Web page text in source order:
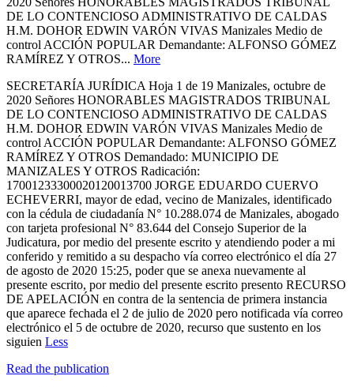
DE LO CONTENCIOSO ADMINISTRATIVO DE CALDAS
H.M. DOHOR EDWIN VARÓN VIVAS Manizales Medio de
control ACCIÓN POPULAR Demandante: ALFONSO GÓMEZ
RAMÍREZ Y OTROS... More
SECRETARÍA JURÍDICA Hoja 1 de 19 Manizales, octubre de
2020 Señores HONORABLES MAGISTRADOS TRIBUNAL
DE LO CONTENCIOSO ADMINISTRATIVO DE CALDAS
H.M. DOHOR EDWIN VARÓN VIVAS Manizales Medio de
control ACCIÓN POPULAR Demandante: ALFONSO GÓMEZ
RAMÍREZ Y OTROS Demandado: MUNICIPIO DE
MANIZALES Y OTROS Radicación:
17001233300020120013700 JORGE EDUARDO CUERVO
ECHEVERRI, mayor de edad, vecino de Manizales, identificado
con la cédula de ciudadanía N° 10.288.074 de Manizales, abogado
con tarjeta profesional N° 83.644 del Consejo Superior de la
Judicatura, por medio del presente escrito y atendiendo poder a mi
conferido y remitido a su despacho vía correo electrónico el día 27
de agosto de 2020 15:25, poder que se anexa nuevamente al
presente escrito, por medio del presente escrito presento RECURSO
DE APELACIÓN en contra de la sentencia de primera instancia
que aparece fechada el 2 de julio de 2020 pero notificada vía correo
electrónico el 5 de octubre de 2020, recurso que sustento en los
siguien Less
Read the publication